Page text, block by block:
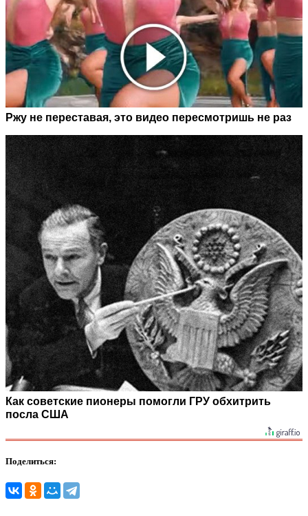
Ржу не переставая, это видео пересмотришь не раз
Как советские пионеры помогли ГРУ обхитрить
посла США
Поделиться: